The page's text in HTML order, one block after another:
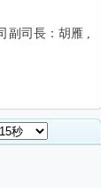
副司長：胡雁 ,